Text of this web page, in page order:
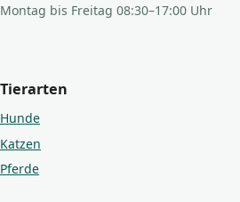
Montag bis Freitag 08:30–17:00 Uhr
Tierarten
Hunde
Katzen
Pferde